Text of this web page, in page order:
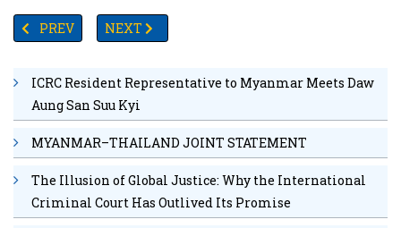
PREVIOUS ARTICLE: TV YANGON TIMES ရဲ့ နေ့စဉ်သတင်း
PREV NEXT ARTICLE: လာရှိုးနှင့်တာချီလိတ်မြို့နယ်များ၌ မီး
NEXT
ICRC Resident Representative to Myanmar Meets Daw
Aung San Suu Kyi
MYANMAR–THAILAND JOINT STATEMENT
The Illusion of Global Justice: Why the International
Criminal Court Has Outlived Its Promise